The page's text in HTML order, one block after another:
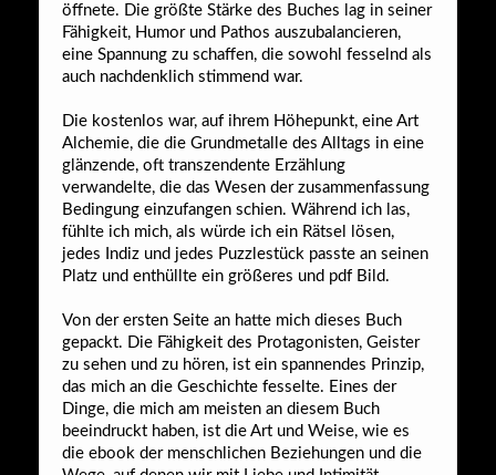
öffnete. Die größte Stärke des Buches lag in seiner
Fähigkeit, Humor und Pathos auszubalancieren,
eine Spannung zu schaffen, die sowohl fesselnd als
auch nachdenklich stimmend war.
Die kostenlos war, auf ihrem Höhepunkt, eine Art
Alchemie, die die Grundmetalle des Alltags in eine
glänzende, oft transzendente Erzählung
verwandelte, die das Wesen der zusammenfassung
Bedingung einzufangen schien. Während ich las,
fühlte ich mich, als würde ich ein Rätsel lösen,
jedes Indiz und jedes Puzzlestück passte an seinen
Platz und enthüllte ein größeres und pdf Bild.
Von der ersten Seite an hatte mich dieses Buch
gepackt. Die Fähigkeit des Protagonisten, Geister
zu sehen und zu hören, ist ein spannendes Prinzip,
das mich an die Geschichte fesselte. Eines der
Dinge, die mich am meisten an diesem Buch
beeindruckt haben, ist die Art und Weise, wie es
die ebook der menschlichen Beziehungen und die